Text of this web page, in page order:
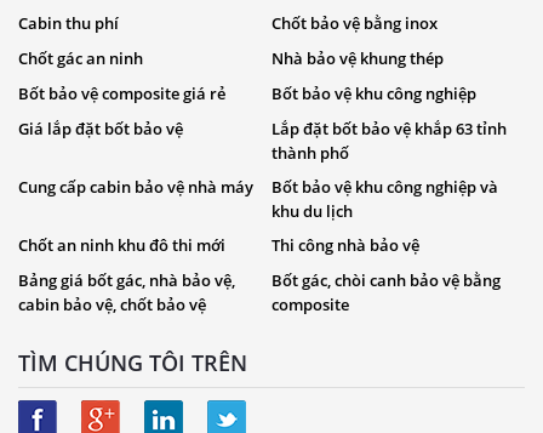
Cabin thu phí
Chốt bảo vệ bằng inox
Chốt gác an ninh
Nhà bảo vệ khung thép
Bốt bảo vệ composite giá rẻ
Bốt bảo vệ khu công nghiệp
Giá lắp đặt bốt bảo vệ
Lắp đặt bốt bảo vệ khắp 63 tỉnh
thành phố
Cung cấp cabin bảo vệ nhà máy Bốt bảo vệ khu công nghiệp và
khu du lịch
Chốt an ninh khu đô thi mới
Thi công nhà bảo vệ
Bảng giá bốt gác, nhà bảo vệ,
cabin bảo vệ, chốt bảo vệ
Bốt gác, chòi canh bảo vệ bằng
composite
TÌM CHÚNG TÔI TRÊN